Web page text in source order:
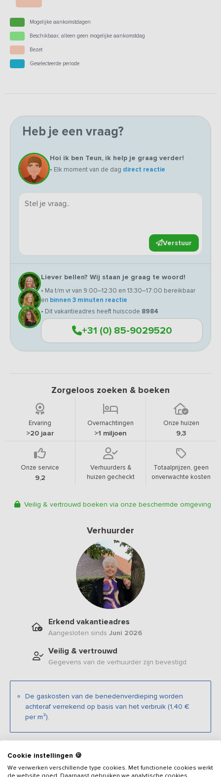
Mogelijke aankomstdagen
Beschikbaar, alleen geen mogelijke aankomstdag
Bezet
Geselecteerde periode
Heb je een vraag?
Hoi ik ben Teun, ik help je graag verder!
• Elk moment van de dag direct reactie
Verstuur
Liever bellen? Wij staan je graag te woord!
• Ma t/m vr van 9:00–12:30 en 13:30–17:00 bereikbaar
en binnen 3 minuten reactie
• Dit vakantieadres heeft huiscode 8984
+31 (0) 85-9029520
Zorgeloos zoeken & boeken
Ervaring
>20 jaar
Overnachtingen
>1 miljoen
Onze huizen
9,3
Onze service
9,2
Verhuurders &
huizen gecheckt
Totaalprijzen, geen
onverwachte kosten
Veilig & vertrouwd boeken via onze beschermde omgeving
Verhuurder
Erkend vakantieadres
Aangesloten sinds Juni 2026
Veilig & vertrouwd
Gegevens van de verhuurder zijn bevestigd
De gaskosten van de benedenverdieping worden
achteraf verrekend op basis van het verbruik (1,40 €
per m³).
Beschrijving
Cookie instellingen 🍪
We verwerken verschillende type cookies. Met functionele cookies werkt
de website goed. Daarnaast gebruiken we analytische cookies